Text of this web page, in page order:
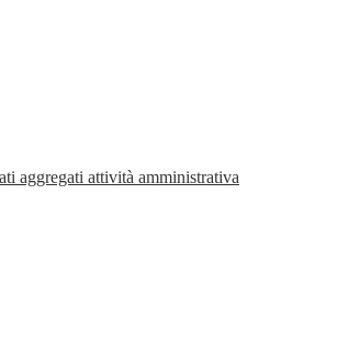
aggregati attività amministrativa